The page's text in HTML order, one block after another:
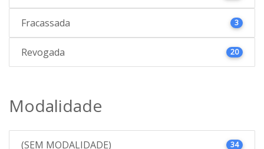
Fracassada 3
Revogada 20
Modalidade
(SEM MODALIDADE) 34